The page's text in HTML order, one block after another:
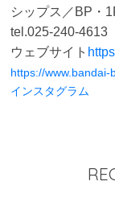
シップス／BP・
tel.025-240-4613
ウェブサイト
https://
インスタグラム